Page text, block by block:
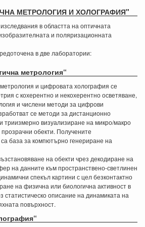
МЕТРОЛОГИЯ И ХОЛОГРАФИЯ"
в областта на оптичната
и поляризационната
в две лаборатории:
метрология“
и цифровата холография се
с кохерентно и некохерентно осветяване,
и числени методи за цифрови
се методи за дистанционно
визуализиране на микро/макро
обекти. Получените
база за компютърно генериране на
на обекти чрез декодиране на
на данните към пространствено-светлинен
спекъл картини с цел безконтактно
на физична или биологична активност в
статистическо описание на динамиката на
повърхност.